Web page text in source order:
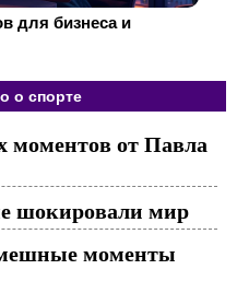
для бизнеса и
о спорте
от Павла
шокировали мир
моменты